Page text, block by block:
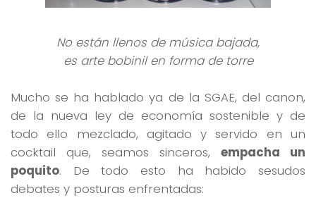
No están llenos de música bajada,
es arte bobinil en forma de torre
Mucho se ha hablado ya de la SGAE, del canon,
de la nueva ley de economía sostenible y de
todo ello mezclado, agitado y servido en un
cocktail que, seamos sinceros, empacha un
poquito. De todo esto ha habido sesudos
debates y posturas enfrentadas: